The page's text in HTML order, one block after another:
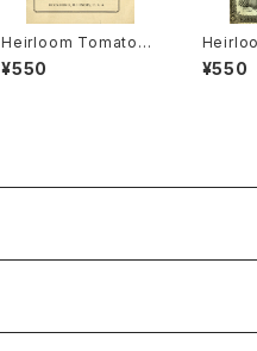
Heirloom Tomato®
Livingston's Crimso
n Cushion エアルー
¥550 ¥550